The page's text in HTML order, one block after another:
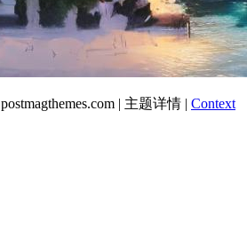
postmagthemes.com | 主题详情 | Context